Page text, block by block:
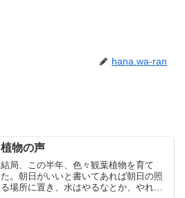
hana.wa-ran
植物の声
結局、この半年、色々観葉植物を育て
た。朝日がいいと書いてあれば朝日の照
る場所に置き、水はやるなとか、やれと